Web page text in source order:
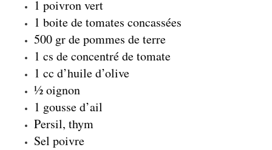
1 poivron vert
1 boite de tomates concassées
500 gr de pommes de terre
1 cs de concentré de tomate
1 cc d’huile d’olive
½ oignon
1 gousse d’ail
Persil, thym
Sel poivre